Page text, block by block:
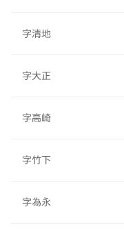
字清地
字大正
字高崎
字竹下
字為永